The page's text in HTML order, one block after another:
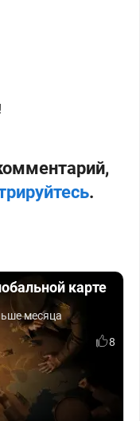
.
карте
месяца
8